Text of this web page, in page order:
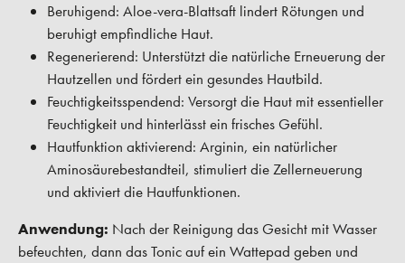
Beruhigend: Aloe-vera-Blattsaft lindert Rötungen und
beruhigt empfindliche Haut.
Regenerierend: Unterstützt die natürliche Erneuerung der
Hautzellen und fördert ein gesundes Hautbild.
Feuchtigkeitsspendend: Versorgt die Haut mit essentieller
Feuchtigkeit und hinterlässt ein frisches Gefühl.
Hautfunktion aktivierend: Arginin, ein natürlicher
Aminosäurebestandteil, stimuliert die Zellerneuerung
und aktiviert die Hautfunktionen.
Anwendung: Nach der Reinigung das Gesicht mit Wasser
befeuchten, dann das Tonic auf ein Wattepad geben und